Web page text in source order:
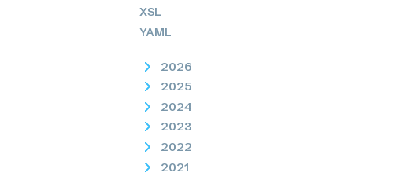
XSL
YAML
2026
2025
2024
2023
2022
2021